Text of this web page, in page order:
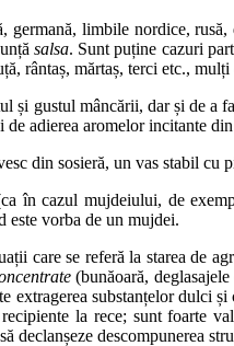
germană, limbile nordice,
salsa. Sunt puține cazuri
rântaș, mărtaș, terci etc.,
și gustul mâncării, dar și de
adierea aromelor incitante
din sosieră, un vas stabil
în cazul mujdeiului, de
este vorba de un mujdei.
care se referă la starea de
(bunăoară,
extragerea substanțelor dulci și
la rece; sunt foarte
declanșeze descompunerea